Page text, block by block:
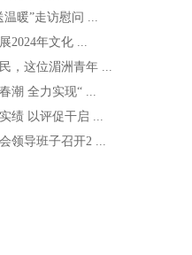
暖”走访慰问 ...
2024年文化 ...
，这位湄洲青年 ...
潮 全力实现“ ...
绩 以评促干启 ...
领导班子召开2 ...